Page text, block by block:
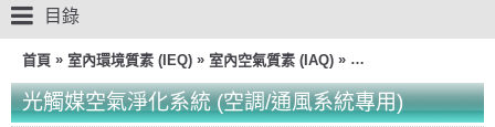
目錄
首頁 » 室內環境質素 (IEQ) » 室內空氣質素 (IAQ) » 光觸媒空氣淨化系統 (
光觸媒空氣淨化系統 (空調/通風系統專用)